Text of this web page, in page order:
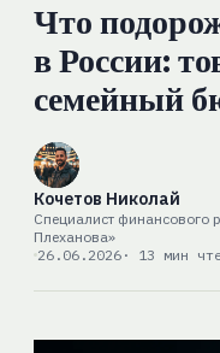
Что
в России:
семейный
Кочетов Николай
Специалист
Плеханова»
26.06.2026· 13 мин